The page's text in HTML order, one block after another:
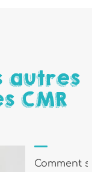
autres
CMR
Comment